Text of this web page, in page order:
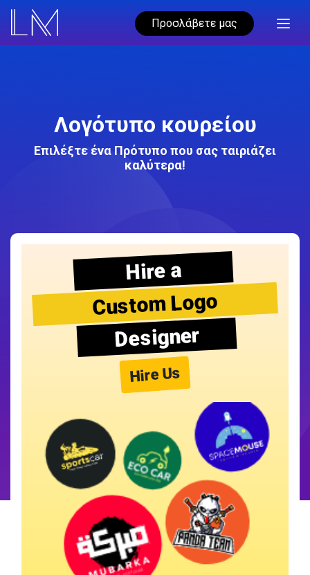
Προσλάβετε μας
Λογότυπο κουρείου
Επιλέξτε ένα Πρότυπο που σας ταιριάζει
καλύτερα!
Hire a
Custom Logo
Designer
Hire Us